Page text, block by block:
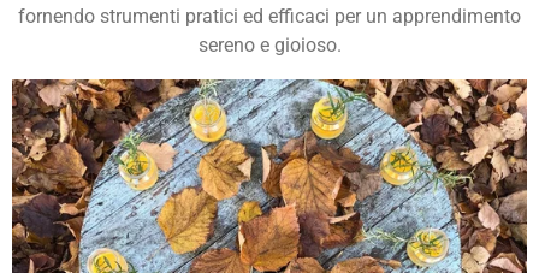
fornendo strumenti pratici ed efficaci per un apprendimento
sereno e gioioso.